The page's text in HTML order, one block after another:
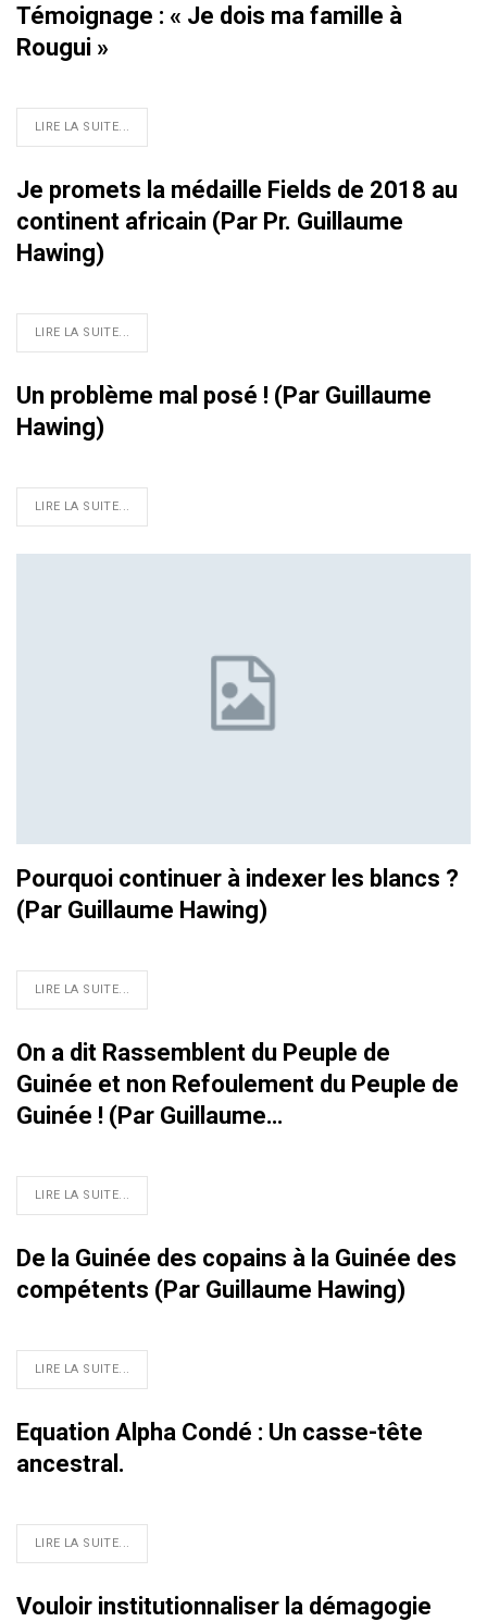
Témoignage : « Je dois ma famille à
Rougui »
LIRE LA SUITE...
Je promets la médaille Fields de 2018 au
continent africain (Par Pr. Guillaume
Hawing)
LIRE LA SUITE...
Un problème mal posé ! (Par Guillaume
Hawing)
LIRE LA SUITE...
Pourquoi continuer à indexer les blancs ?
(Par Guillaume Hawing)
LIRE LA SUITE...
On a dit Rassemblent du Peuple de
Guinée et non Refoulement du Peuple de
Guinée ! (Par Guillaume…
LIRE LA SUITE...
De la Guinée des copains à la Guinée des
compétents (Par Guillaume Hawing)
LIRE LA SUITE...
Equation Alpha Condé : Un casse-tête
ancestral.
LIRE LA SUITE...
Vouloir institutionnaliser la démagogie